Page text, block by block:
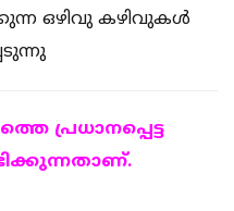
ഒഴിവു കഴിവുകള്‍
പ്രധാനപ്പെട്ട